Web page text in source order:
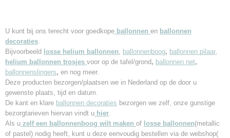
U kunt bij ons terecht voor goedkope ballonnen en ballonnen
decoraties.
Bijvoorbeeld losse helium ballonnen, ballonnenboog, ballonnen pilaar,
helium ballonnen trosjes voor op de tafel/grond, ballonnen net,
ballonnenslingers, en nog meer.
Deze producten bezorgen/plaatsen we in Nederland op de door u
gewenste plaats, tijd en datum.
De kant en klare ballonnen decoraties bezorgen we zelf, onze gunstige
bezorgtarieven hiervan vindt u hier.
Als u zelf een ballonnenboog wilt maken of losse ballonnen(metallic
of pastel) nodig heeft, kunt u deze eenvoudig bestellen via de webshop(